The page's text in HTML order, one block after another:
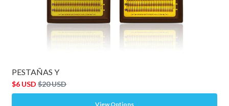
PESTAÑAS Y
$6 USD $20 USD
View Options